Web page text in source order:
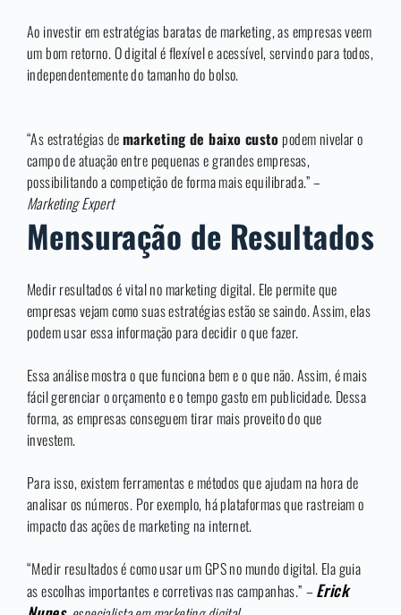
Ao investir em estratégias baratas de marketing, as empresas veem
um bom retorno. O digital é flexível e acessível, servindo para todos,
independentemente do tamanho do bolso.
“As estratégias demarketing de baixo custopodem nivelar o
campo de atuação entre pequenas e grandes empresas,
possibilitando a competição de forma mais equilibrada.” –
Marketing Expert
Mensuração de Resultados
Medir resultados é vital no marketing digital. Ele permite que
empresas vejam como suas estratégias estão se saindo. Assim, elas
podem usar essa informação para decidir o que fazer.
Essa análise mostra o que funciona bem e o que não. Assim, é mais
fácil gerenciar o orçamento e o tempo gasto em publicidade. Dessa
forma, as empresas conseguem tirar mais proveito do que
investem.
Para isso, existem ferramentas e métodos que ajudam na hora de
analisar os números. Por exemplo, há plataformas que rastreiam o
impacto das ações de marketing na internet.
“Medir resultados é como usar um GPS no mundo digital. Ela guia
as escolhas importantes e corretivas nas campanhas.” – Erick